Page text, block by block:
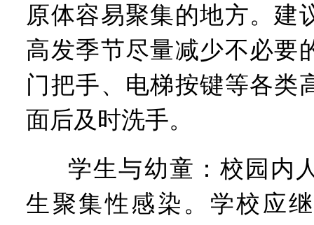
原体容易聚集的地方。建
高发季节尽量减少不必要
门把手、电梯按键等各类
面后及时洗手。
学生与幼童：校园内
生聚集性感染。学校应